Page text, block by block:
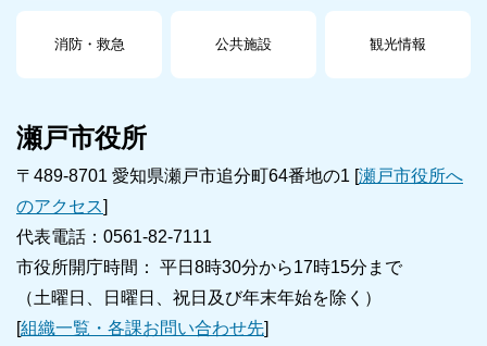
消防・救急 公共施設 観光情報
瀬戸市役所
〒489-8701 愛知県瀬戸市追分町64番地の1 [瀬戸市役所へ
のアクセス]
代表電話：0561-82-7111
市役所開庁時間： 平日8時30分から17時15分まで
（土曜日、日曜日、祝日及び年末年始を除く）
[組織一覧・各課お問い合わせ先]